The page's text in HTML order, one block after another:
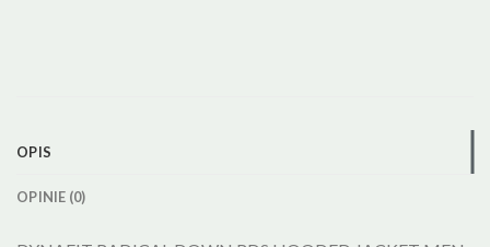
OPIS
OPINIE (0)